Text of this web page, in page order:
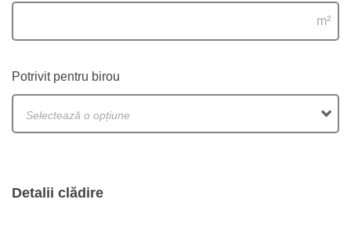
m²
Potrivit pentru birou
Selectează o opțiune
Detalii clădire